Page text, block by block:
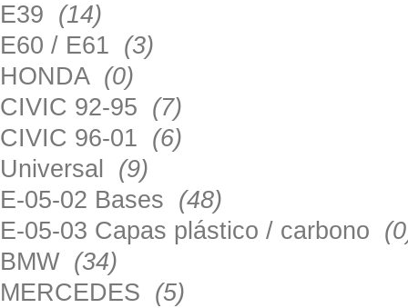
E39 (14)
E60 / E61 (3)
HONDA (0)
CIVIC 92-95 (7)
CIVIC 96-01 (6)
Universal (9)
E-05-02 Bases (48)
E-05-03 Capas plástico / carbono
BMW (34)
MERCEDES (5)